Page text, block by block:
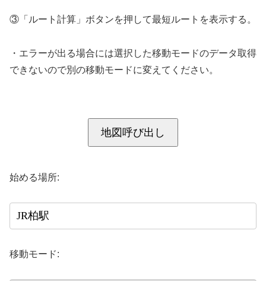
③「ルート計算」ボタンを押して最短ルートを表示する。
・エラーが出る場合には選択した移動モードのデータ取得
できないので別の移動モードに変えてください。
地図呼び出し
始める場所:
移動モード: